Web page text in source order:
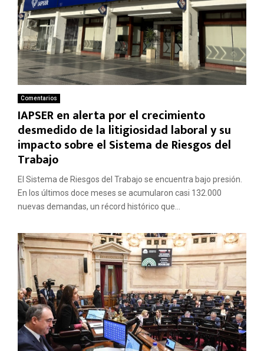
Comentarios
IAPSER en alerta por el crecimiento
desmedido de la litigiosidad laboral y su
impacto sobre el Sistema de Riesgos del
Trabajo
El Sistema de Riesgos del Trabajo se encuentra bajo presión.
En los últimos doce meses se acumularon casi 132.000
nuevas demandas, un récord histórico que...